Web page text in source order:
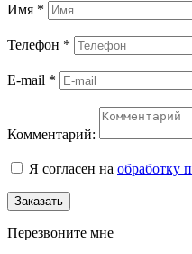
Имя *
Телефон *
E-mail *
Комментарий:
Я согласен на обработку
Заказать
Перезвоните мне